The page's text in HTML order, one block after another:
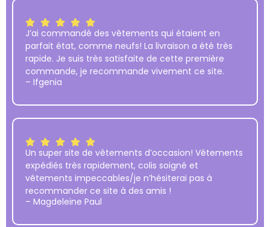
J’ai commandé des vêtements qui étaient en
parfait état, comme neufs! La livraison a été très
rapide. Je suis très satisfaite de cette première
commande, je recommande vivement ce site.
– Ifgenia
Un super site de vêtements d’occasion! Vêtements
expédiés très rapidement, colis soigné et
vêtements impeccables/je n’hésiterai pas à
recommander ce site à des amis !
– Magdeleine Paul